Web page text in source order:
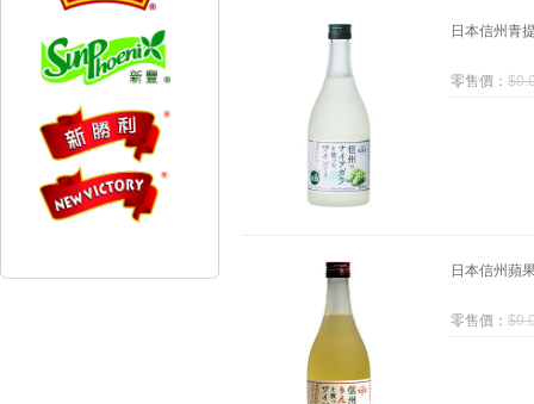
日本信州青
零售價： $
日本信州蘋
零售價： $